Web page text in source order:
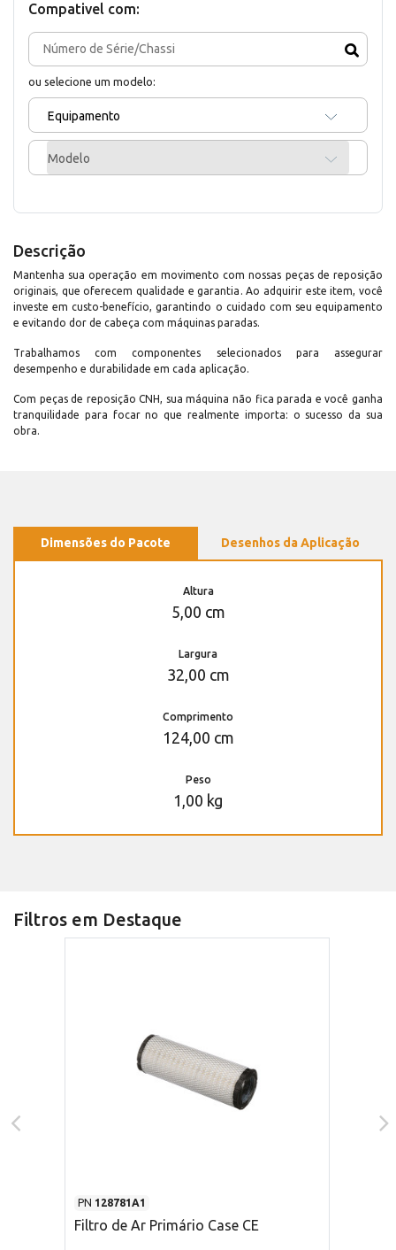
Compativel com:
ou selecione um modelo:
Equipamento
Modelo
Descrição
Mantenha sua operação em movimento com nossas peças de reposição
originais, que oferecem qualidade e garantia. Ao adquirir este item, você
investe em custo-benefício, garantindo o cuidado com seu equipamento
e evitando dor de cabeça com máquinas paradas.
Trabalhamos com componentes selecionados para assegurar
desempenho e durabilidade em cada aplicação.
Com peças de reposição CNH, sua máquina não fica parada e você ganha
tranquilidade para focar no que realmente importa: o sucesso da sua
obra.
Dimensões do Pacote Desenhos da Aplicação
Altura
5,00 cm
Largura
32,00 cm
Comprimento
124,00 cm
Peso
1,00 kg
Filtros em Destaque
PN 128781A1
Filtro de Ar Primário Case CE